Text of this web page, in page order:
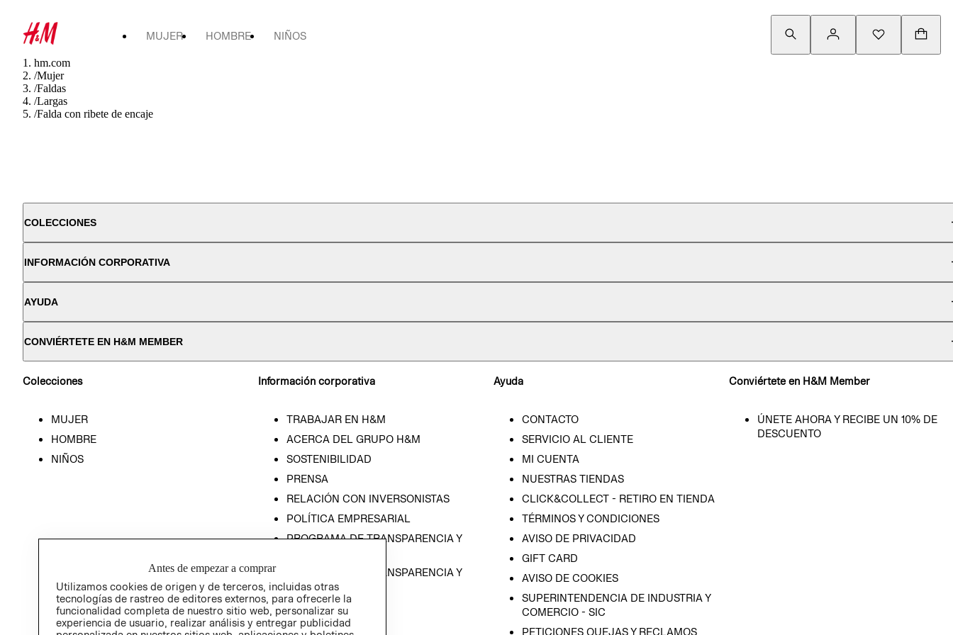
MUJER HOMBRE NIÑOS
hm.com
/Mujer
/Faldas
/Largas
/Falda con ribete de encaje
COLECCIONES
INFORMACIÓN CORPORATIVA
AYUDA
CONVIÉRTETE EN H&M MEMBER
Colecciones
MUJER
HOMBRE
NIÑOS
Información corporativa
TRABAJAR EN H&M
ACERCA DEL GRUPO H&M
SOSTENIBILIDAD
PRENSA
RELACIÓN CON INVERSONISTAS
POLÍTICA EMPRESARIAL
PROGRAMA DE TRANSPARENCIA Y
PROGRAMA DE TRANSPARENCIA Y
ÉTICA (INGLÉS)
Ayuda
CONTACTO
SERVICIO AL CLIENTE
MI CUENTA
NUESTRAS TIENDAS
CLICK&COLLECT - RETIRO EN TIENDA
TÉRMINOS Y CONDICIONES
AVISO DE PRIVACIDAD
GIFT CARD
AVISO DE COOKIES
SUPERINTENDENCIA DE INDUSTRIA Y
COMERCIO - SIC
PETICIONES QUEJAS Y RECLAMOS
Conviértete en H&M Member
ÚNETE AHORA Y RECIBE UN 10% DE
DESCUENTO
Antes de empezar a comprar
Utilizamos cookies de origen y de terceros, incluidas otras
tecnologías de rastreo de editores externos, para ofrecerle la
funcionalidad completa de nuestro sitio web, personalizar su
experiencia de usuario, realizar análisis y entregar publicidad